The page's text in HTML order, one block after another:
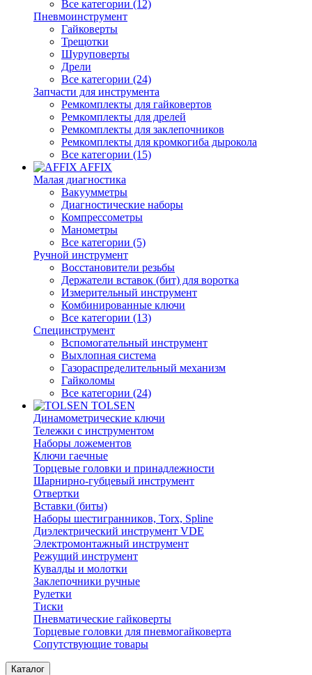
Все категории (12)
Пневмоинструмент
Гайковерты
Трещотки
Шуруповерты
Дрели
Все категории (24)
Запчасти для инструмента
Ремкомплекты для гайковертов
Ремкомплекты для дрелей
Ремкомплекты для заклепочников
Ремкомплекты для кромкогиба дырокола
Все категории (15)
AFFIX
Малая диагностика
Вакуумметры
Диагностические наборы
Компрессометры
Манометры
Все категории (5)
Ручной инструмент
Восстановители резьбы
Держатели вставок (бит) для воротка
Измерительный инструмент
Комбинированные ключи
Все категории (13)
Специнструмент
Вспомогательный инструмент
Выхлопная система
Газораспределительный механизм
Гайколомы
Все категории (24)
TOLSEN
Динамометрические ключи
Тележки с инструментом
Наборы ложементов
Ключи гаечные
Торцевые головки и принадлежности
Шарнирно-губцевый инструмент
Отвертки
Вставки (биты)
Наборы шестигранников, Torx, Spline
Диэлектрический инструмент VDE
Электромонтажный инструмент
Режущий инструмент
Кувалды и молотки
Заклепочники ручные
Рулетки
Тиски
Пневматические гайковерты
Торцевые головки для пневмогайковерта
Сопутствующие товары
Каталог